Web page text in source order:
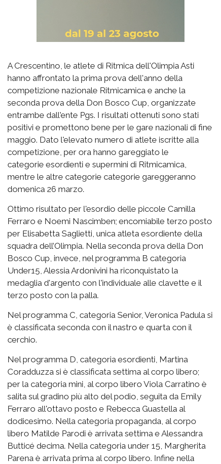
A Crescentino, le atlete di Ritmica dell'OlimpiaAsti
hanno affrontato la prima prova dell'anno della
competizione nazionale Ritmicamica e anche la
seconda prova della Don Bosco Cup, organizzate
entrambe dall'ente Pgs. I risultati ottenuti sono stati
positivi e promettono bene per le gare nazionali di fine
maggio. Dato l'elevato numero di atlete iscritte alla
competizione, per ora hanno gareggiato le
categorie esordienti e supermini di Ritmicamica,
mentre le altre categorie categorie gareggeranno
domenica 26 marzo.
Ottimo risultato per l'esordio delle piccole Camilla
Ferraro e Noemi Nascimben; encomiabile terzo posto
per Elisabetta Saglietti, unica atleta esordiente della
squadra dell’Olimpia. Nella seconda prova della Don
Bosco Cup, invece, nel programma B categoria
Under15, Alessia Ardonivini ha riconquistato la
medaglia d'argento con l'individuale alle clavette e il
terzo posto con la palla.
Nel programma C, categoria Senior, Veronica Padula si
è classificata seconda con il nastro e quarta con il
cerchio.
Nel programma D, categoria esordienti, Martina
Coradduzza si è classificata settima al corpo libero;
per la categoria mini, al corpo libero Viola Carratino è
salita sul gradino più alto del podio, seguita da Emily
Ferraro all'ottavo posto e Rebecca Guastella al
dodicesimo. Nella categoria propaganda, al corpo
libero Matilde Parodi è arrivata settima e Alessandra
Butticé decima. Nella categoria under 15, Margherita
Parena è arrivata prima al corpo libero. Infine nella